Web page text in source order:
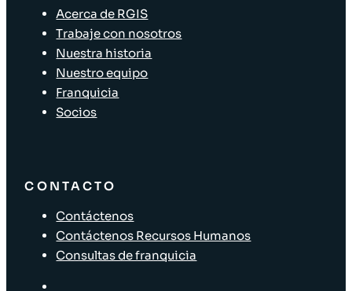
Acerca de RGIS
Trabaje con nosotros
Nuestra historia
Nuestro equipo
Franquicia
Socios
CONTACTO
Contáctenos
Contáctenos Recursos Humanos
Consultas de franquicia